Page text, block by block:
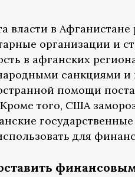
власти в
организации и
в афганских
санкциями и
помощи
того, США
для